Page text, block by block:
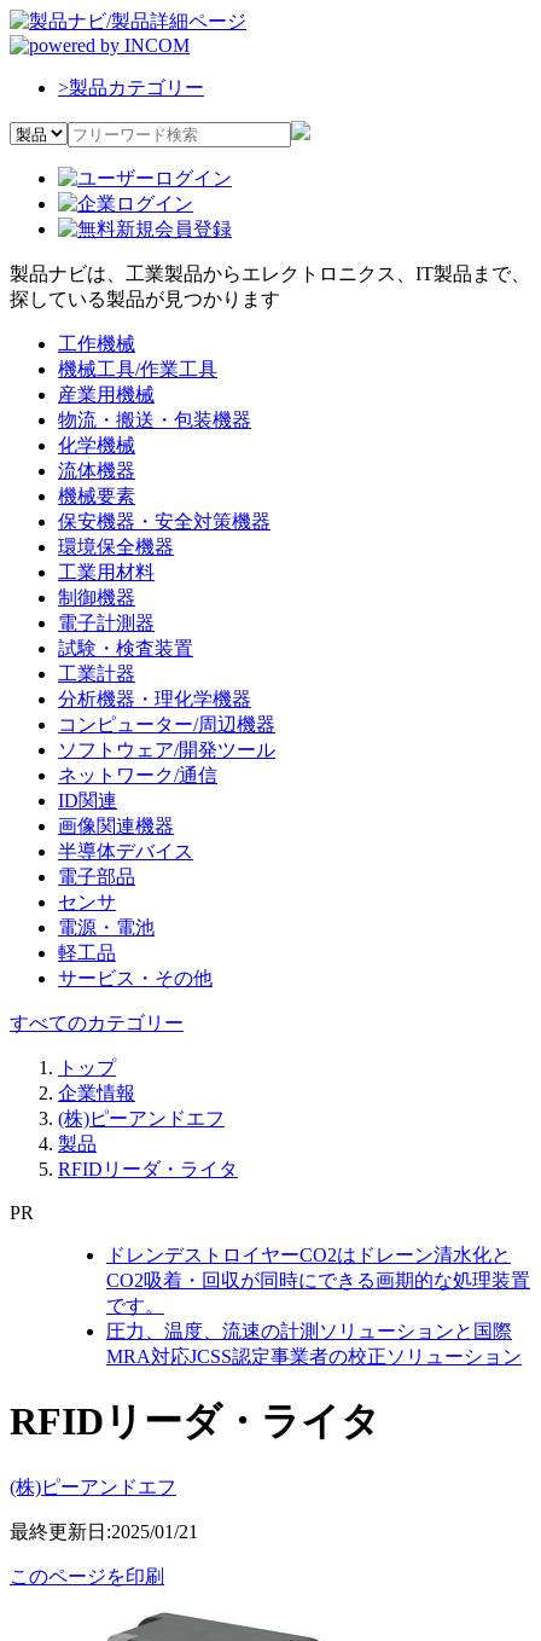
>製品カテゴリー
製品ナビは、工業製品からエレクトロニクス、IT製品まで、
探している製品が見つかります
工作機械
機械工具/作業工具
産業用機械
物流・搬送・包装機器
化学機械
流体機器
機械要素
保安機器・安全対策機器
環境保全機器
工業用材料
制御機器
電子計測器
試験・検査装置
工業計器
分析機器・理化学機器
コンピューター/周辺機器
ソフトウェア/開発ツール
ネットワーク/通信
ID関連
画像関連機器
半導体デバイス
電子部品
センサ
電源・電池
軽工品
サービス・その他
すべてのカテゴリー
トップ
企業情報
(株)ピーアンドエフ
製品
RFIDリーダ・ライタ
PR
ドレンデストロイヤーCO2はドレーン清水化と
CO2吸着・回収が同時にできる画期的な処理装置
です。
圧力、温度、流速の計測ソリューションと国際
MRA対応JCSS認定事業者の校正ソリューション
RFIDリーダ・ライタ
(株)ピーアンドエフ
最終更新日:2025/01/21
このページを印刷